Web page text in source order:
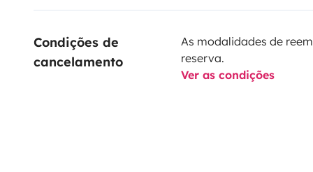
Condições de
cancelamento
As modalidades de
reserva.
Ver as condições